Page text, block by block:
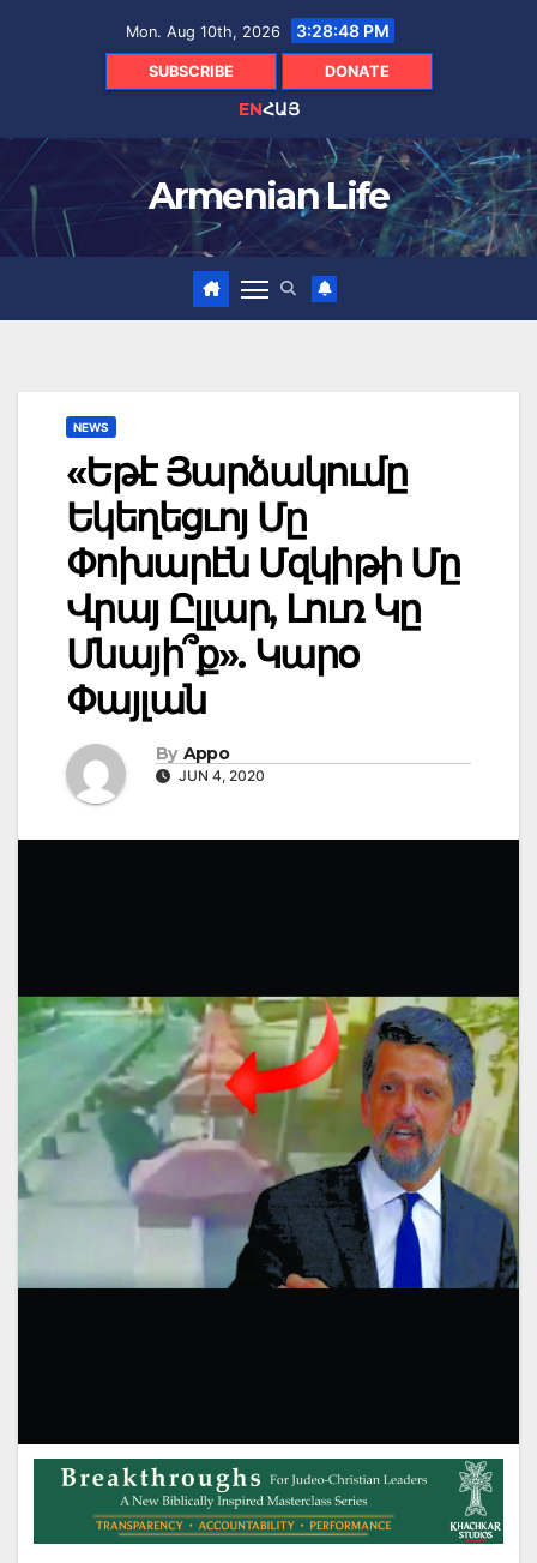
Mon. Aug 10th, 2026 3:28:50 PM
SUBSCRIBE DONATE
ENՀԱՅ
Armenian Life
NEWS
«Եթէ Յարձակումը
Եկեղեցւոյ Մը
Փոխարէն Մզկիթի Մը
Վրայ Ըլլար, Լուռ Կը
Մնայի՞ք». Կարօ
Փայլան
By Appo
JUN 4, 2020